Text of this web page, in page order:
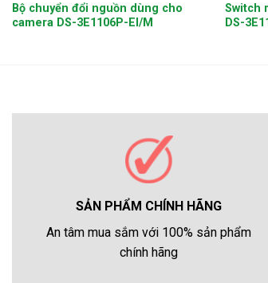
Bộ chuyển đổi nguồn dùng cho
camera DS-3E1106P-EI/M
Switch
DS-
SẢN PHẨM CHÍNH HÃNG
An tâm mua sắm với 100% sản phẩm
chính hãng